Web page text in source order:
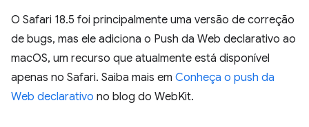
O Safari 18.5 foi principalmente uma versão de correção
de bugs, mas ele adiciona o Push da Web declarativo ao
macOS, um recurso que atualmente está disponível
apenas no Safari. Saiba mais em Conheça o push da
Web declarativo no blog do WebKit.